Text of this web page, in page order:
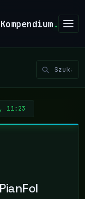
.
11:23